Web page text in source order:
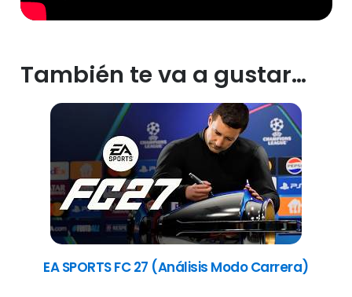
También te va a gustar…
EA SPORTS FC 27 (Análisis Modo Carrera)